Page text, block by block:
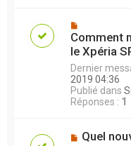
Comment
le Xpéria
Dernier
2019 04:36
Publié dans
Réponses : 1
Quel